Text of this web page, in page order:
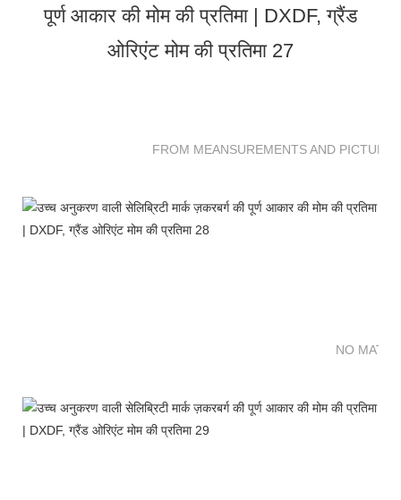
FROM MEANSUREMENTS AND
NO